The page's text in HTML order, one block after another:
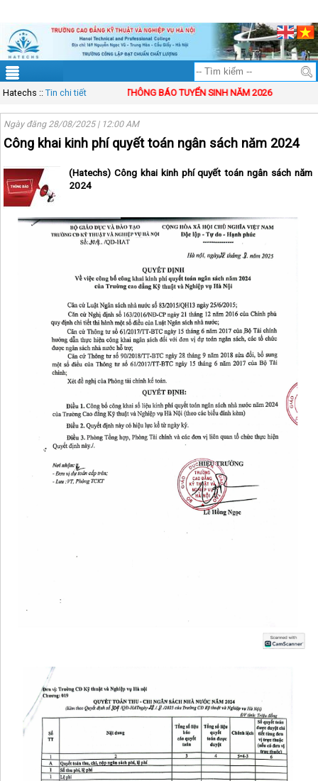
Hatechs ::Tin chi tiết THÔNG BÁO TUYỂN SINH NĂM 2026
Ngày đăng 28/08/2025 | 12:00 AM
Công khai kinh phí quyết toán ngân sách năm 2024
(Hatechs) Công khai kinh phí quyết toán ngân sách năm
2024